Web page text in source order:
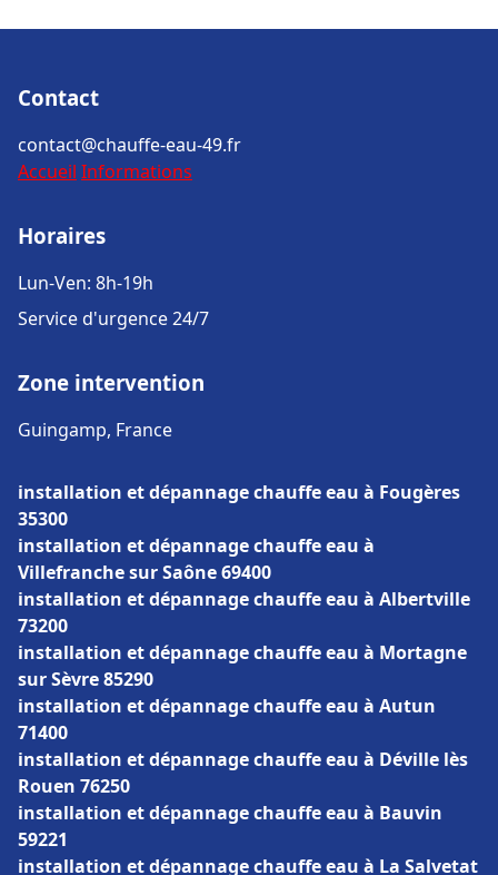
Contact
contact@chauffe-eau-49.fr
Accueil Informations
Horaires
Lun-Ven: 8h-19h
Service d'urgence 24/7
Zone intervention
Guingamp, France
installation et dépannage chauffe eau à Fougères
35300
installation et dépannage chauffe eau à
Villefranche sur Saône 69400
installation et dépannage chauffe eau à Albertville
73200
installation et dépannage chauffe eau à Mortagne
sur Sèvre 85290
installation et dépannage chauffe eau à Autun
71400
installation et dépannage chauffe eau à Déville lès
Rouen 76250
installation et dépannage chauffe eau à Bauvin
59221
installation et dépannage chauffe eau à La Salvetat